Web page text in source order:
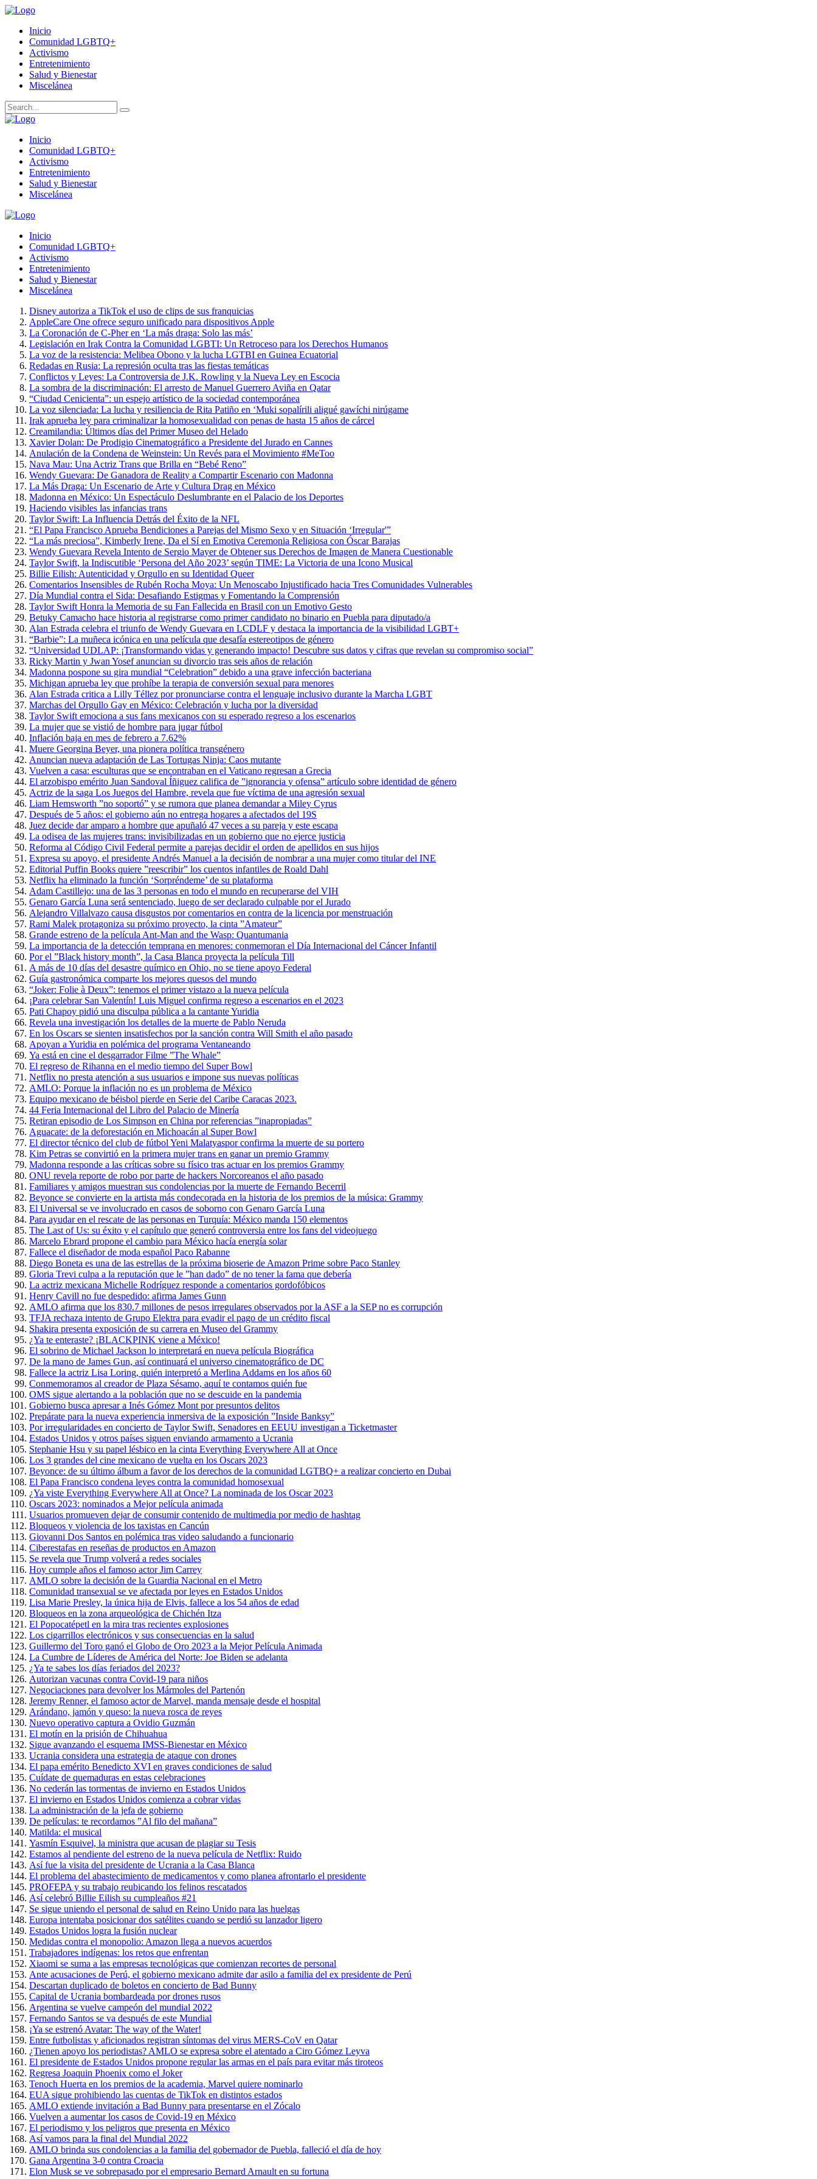
Inicio
Comunidad LGBTQ+
Activismo
Entretenimiento
Salud y Bienestar
Miscelánea
Inicio
Comunidad LGBTQ+
Activismo
Entretenimiento
Salud y Bienestar
Miscelánea
Inicio
Comunidad LGBTQ+
Activismo
Entretenimiento
Salud y Bienestar
Miscelánea
Disney autoriza a TikTok el uso de clips de sus franquicias
AppleCare One ofrece seguro unificado para dispositivos Apple
La Coronación de C-Pher en ‘La más draga: Solo las más’
Legislación en Irak Contra la Comunidad LGBTI: Un Retroceso para los Derechos Humanos
La voz de la resistencia: Melibea Obono y la lucha LGTBI en Guinea Ecuatorial
Redadas en Rusia: La represión oculta tras las fiestas temáticas
Conflictos y Leyes: La Controversia de J.K. Rowling y la Nueva Ley en Escocia
La sombra de la discriminación: El arresto de Manuel Guerrero Aviña en Qatar
“Ciudad Cenicienta”: un espejo artístico de la sociedad contemporánea
La voz silenciada: La lucha y resiliencia de Rita Patiño en ‘Muki sopalírili aligué gawíchi nirúgame
Irak aprueba ley para criminalizar la homosexualidad con penas de hasta 15 años de cárcel
Creamilandia: Últimos días del Primer Museo del Helado
Xavier Dolan: De Prodigio Cinematográfico a Presidente del Jurado en Cannes
Anulación de la Condena de Weinstein: Un Revés para el Movimiento #MeToo
Nava Mau: Una Actriz Trans que Brilla en “Bebé Reno”
Wendy Guevara: De Ganadora de Reality a Compartir Escenario con Madonna
La Más Draga: Un Escenario de Arte y Cultura Drag en México
Madonna en México: Un Espectáculo Deslumbrante en el Palacio de los Deportes
Haciendo visibles las infancias trans
Taylor Swift: La Influencia Detrás del Éxito de la NFL
“El Papa Francisco Aprueba Bendiciones a Parejas del Mismo Sexo y en Situación ‘Irregular'”
“La más preciosa”, Kimberly Irene, Da el Sí en Emotiva Ceremonia Religiosa con Óscar Barajas
Wendy Guevara Revela Intento de Sergio Mayer de Obtener sus Derechos de Imagen de Manera Cuestionable
Taylor Swift, la Indiscutible ‘Persona del Año 2023’ según TIME: La Victoria de una Icono Musical
Billie Eilish: Autenticidad y Orgullo en su Identidad Queer
Comentarios Insensibles de Rubén Rocha Moya: Un Menoscabo Injustificado hacia Tres Comunidades Vulnerables
Día Mundial contra el Sida: Desafiando Estigmas y Fomentando la Comprensión
Taylor Swift Honra la Memoria de su Fan Fallecida en Brasil con un Emotivo Gesto
Betuky Camacho hace historia al registrarse como primer candidato no binario en Puebla para diputado/a
Alan Estrada celebra el triunfo de Wendy Guevara en LCDLF y destaca la importancia de la visibilidad LGBT+
“Barbie”: La muñeca icónica en una película que desafía estereotipos de género
“Universidad UDLAP: ¡Transformando vidas y generando impacto! Descubre sus datos y cifras que revelan su compromiso social”
Ricky Martin y Jwan Yosef anuncian su divorcio tras seis años de relación
Madonna pospone su gira mundial “Celebration” debido a una grave infección bacteriana
Michigan aprueba ley que prohíbe la terapia de conversión sexual para menores
Alan Estrada critica a Lilly Téllez por pronunciarse contra el lenguaje inclusivo durante la Marcha LGBT
Marchas del Orgullo Gay en México: Celebración y lucha por la diversidad
Taylor Swift emociona a sus fans mexicanos con su esperado regreso a los escenarios
La mujer que se vistió de hombre para jugar fútbol
Inflación baja en mes de febrero a 7.62%
Muere Georgina Beyer, una pionera política transgénero
Anuncian nueva adaptación de Las Tortugas Ninja: Caos mutante
Vuelven a casa: esculturas que se encontraban en el Vaticano regresan a Grecia
El arzobispo emérito Juan Sandoval Íñiguez califica de ”ignorancia y ofensa” artículo sobre identidad de género
Actriz de la saga Los Juegos del Hambre, revela que fue víctima de una agresión sexual
Liam Hemsworth ”no soportó” y se rumora que planea demandar a Miley Cyrus
Después de 5 años: el gobierno aún no entrega hogares a afectados del 19S
Juez decide dar amparo a hombre que apuñaló 47 veces a su pareja y este escapa
La odisea de las mujeres trans: invisibilizadas en un gobierno que no ejerce justicia
Reforma al Código Civil Federal permite a parejas decidir el orden de apellidos en sus hijos
Expresa su apoyo, el presidente Andrés Manuel a la decisión de nombrar a una mujer como titular del INE
Editorial Puffin Books quiere ”reescribir” los cuentos infantiles de Roald Dahl
Netflix ha eliminado la función ‘Sorpréndeme’ de su plataforma
Adam Castillejo: una de las 3 personas en todo el mundo en recuperarse del VIH
Genaro García Luna será sentenciado, luego de ser declarado culpable por el Jurado
Alejandro Villalvazo causa disgustos por comentarios en contra de la licencia por menstruación
Rami Malek protagoniza su próximo proyecto, la cinta ”Amateur”
Grande estreno de la película Ant-Man and the Wasp: Quantumania
La importancia de la detección temprana en menores: conmemoran el Día Internacional del Cáncer Infantil
Por el ”Black history month”, la Casa Blanca proyecta la película Till
A más de 10 días del desastre químico en Ohio, no se tiene apoyo Federal
Guía gastronómica comparte los mejores quesos del mundo
“Joker: Folie à Deux”: tenemos el primer vistazo a la nueva película
¡Para celebrar San Valentín! Luis Miguel confirma regreso a escenarios en el 2023
Pati Chapoy pidió una disculpa pública a la cantante Yuridia
Revela una investigación los detalles de la muerte de Pablo Neruda
En los Oscars se sienten insatisfechos por la sanción contra Will Smith el año pasado
Apoyan a Yuridia en polémica del programa Ventaneando
Ya está en cine el desgarrador Filme ”The Whale”
El regreso de Rihanna en el medio tiempo del Super Bowl
Netflix no presta atención a sus usuarios e impone sus nuevas políticas
AMLO: Porque la inflación no es un problema de México
Equipo mexicano de béisbol pierde en Serie del Caribe Caracas 2023.
44 Feria Internacional del Libro del Palacio de Minería
Retiran episodio de Los Simpson en China por referencias ”inapropiadas”
Aguacate: de la deforestación en Michoacán al Super Bowl
El director técnico del club de fútbol Yeni Malatyaspor confirma la muerte de su portero
Kim Petras se convirtió en la primera mujer trans en ganar un premio Grammy
Madonna responde a las críticas sobre su físico tras actuar en los premios Grammy
ONU revela reporte de robo por parte de hackers Norcoreanos el año pasado
Familiares y amigos muestran sus condolencias por la muerte de Fernando Becerril
Beyonce se convierte en la artista más condecorada en la historia de los premios de la música: Grammy
El Universal se ve involucrado en casos de soborno con Genaro García Luna
Para ayudar en el rescate de las personas en Turquía: México manda 150 elementos
The Last of Us: su éxito y el capítulo que generó controversia entre los fans del videojuego
Marcelo Ebrard propone el cambio para México hacía energía solar
Fallece el diseñador de moda español Paco Rabanne
Diego Boneta es una de las estrellas de la próxima bioserie de Amazon Prime sobre Paco Stanley
Gloria Trevi culpa a la reputación que le ”han dado” de no tener la fama que debería
La actriz mexicana Michelle Rodríguez responde a comentarios gordofóbicos
Henry Cavill no fue despedido: afirma James Gunn
AMLO afirma que los 830.7 millones de pesos irregulares observados por la ASF a la SEP no es corrupción
TFJA rechaza intento de Grupo Elektra para evadir el pago de un crédito fiscal
Shakira presenta exposición de su carrera en Museo del Grammy
¿Ya te enteraste? ¡BLACKPINK viene a México!
El sobrino de Michael Jackson lo interpretará en nueva película Biográfica
De la mano de James Gun, así continuará el universo cinematográfico de DC
Fallece la actriz Lisa Loring, quién interpretó a Merlina Addams en los años 60
Conmemoramos al creador de Plaza Sésamo, aquí te contamos quién fue
OMS sigue alertando a la población que no se descuide en la pandemia
Gobierno busca apresar a Inés Gómez Mont por presuntos delitos
Prepárate para la nueva experiencia inmersiva de la exposición ”Inside Banksy”
Por irregularidades en concierto de Taylor Swift, Senadores en EEUU investigan a Ticketmaster
Estados Unidos y otros países siguen enviando armamento a Ucrania
Stephanie Hsu y su papel lésbico en la cinta Everything Everywhere All at Once
Los 3 grandes del cine mexicano de vuelta en los Oscars 2023
Beyonce: de su último álbum a favor de los derechos de la comunidad LGTBQ+ a realizar concierto en Dubai
El Papa Francisco condena leyes contra la comunidad homosexual
¿Ya viste Everything Everywhere All at Once? La nominada de los Oscar 2023
Oscars 2023: nominados a Mejor película animada
Usuarios promueven dejar de consumir contenido de multimedia por medio de hashtag
Bloqueos y violencia de los taxistas en Cancún
Giovanni Dos Santos en polémica tras video saludando a funcionario
Ciberestafas en reseñas de productos en Amazon
Se revela que Trump volverá a redes sociales
Hoy cumple años el famoso actor Jim Carrey
AMLO sobre la decisión de la Guardia Nacional en el Metro
Comunidad transexual se ve afectada por leyes en Estados Unidos
Lisa Marie Presley, la única hija de Elvis, fallece a los 54 años de edad
Bloqueos en la zona arqueológica de Chichén Itza
El Popocatépetl en la mira tras recientes explosiones
Los cigarrillos electrónicos y sus consecuencias en la salud
Guillermo del Toro ganó el Globo de Oro 2023 a la Mejor Película Animada
La Cumbre de Líderes de América del Norte: Joe Biden se adelanta
¿Ya te sabes los días feriados del 2023?
Autorizan vacunas contra Covid-19 para niños
Negociaciones para devolver los Mármoles del Partenón
Jeremy Renner, el famoso actor de Marvel, manda mensaje desde el hospital
Arándano, jamón y queso: la nueva rosca de reyes
Nuevo operativo captura a Ovidio Guzmán
El motín en la prisión de Chihuahua
Sigue avanzando el esquema IMSS-Bienestar en México
Ucrania considera una estrategia de ataque con drones
El papa emérito Benedicto XVI en graves condiciones de salud
Cuídate de quemaduras en estas celebraciones
No cederán las tormentas de invierno en Estados Unidos
El invierno en Estados Unidos comienza a cobrar vidas
La administración de la jefa de gobierno
De películas: te recordamos ”Al filo del mañana”
Matilda: el musical
Yasmín Esquivel, la ministra que acusan de plagiar su Tesis
Estamos al pendiente del estreno de la nueva película de Netflix: Ruido
Así fue la visita del presidente de Ucrania a la Casa Blanca
El problema del abastecimiento de medicamentos y como planea afrontarlo el presidente
PROFEPA y su trabajo reubicando los felinos rescatados
Así celebró Billie Eilish su cumpleaños #21
Se sigue uniendo el personal de salud en Reino Unido para las huelgas
Europa intentaba posicionar dos satélites cuando se perdió su lanzador ligero
Estados Unidos logra la fusión nuclear
Medidas contra el monopolio: Amazon llega a nuevos acuerdos
Trabajadores indígenas: los retos que enfrentan
Xiaomi se suma a las empresas tecnológicas que comienzan recortes de personal
Ante acusaciones de Perú, el gobierno mexicano admite dar asilo a familia del ex presidente de Perú
Descartan duplicado de boletos en concierto de Bad Bunny
Capital de Ucrania bombardeada por drones rusos
Argentina se vuelve campeón del mundial 2022
Fernando Santos se va después de este Mundial
¡Ya se estrenó Avatar: The way of the Water!
Entre futbolistas y aficionados registran síntomas del virus MERS-CoV en Qatar
¿Tienen apoyo los periodistas? AMLO se expresa sobre el atentado a Ciro Gómez Leyva
El presidente de Estados Unidos propone regular las armas en el país para evitar más tiroteos
Regresa Joaquin Phoenix como el Joker
Tenoch Huerta en los premios de la academia, Marvel quiere nominarlo
EUA sigue prohibiendo las cuentas de TikTok en distintos estados
AMLO extiende invitación a Bad Bunny para presentarse en el Zócalo
Vuelven a aumentar los casos de Covid-19 en México
El periodismo y los peligros que presenta en México
Así vamos para la final del Mundial 2022
AMLO brinda sus condolencias a la familia del gobernador de Puebla, falleció el día de hoy
Gana Argentina 3-0 contra Croacia
Elon Musk se ve sobrepasado por el empresario Bernard Arnault en su fortuna